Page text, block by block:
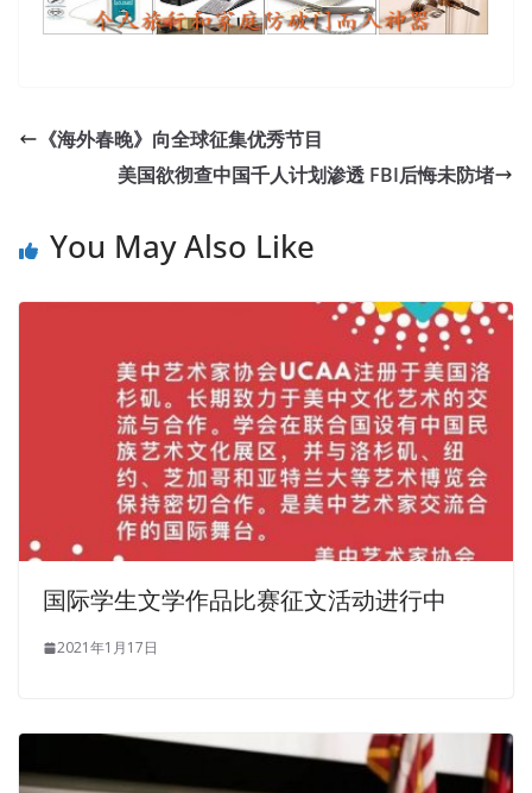
《海外春晚》向全球征集优秀节目
美国欲彻查中国千人计划渗透 FBI后悔未防堵
You May Also Like
国际学生文学作品比赛征文活动进行中
2021年1月17日